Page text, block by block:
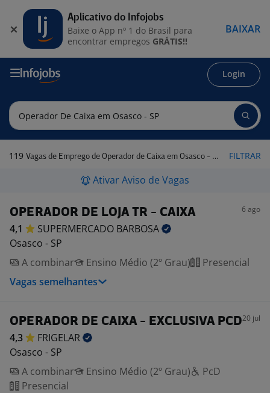
Login
119 Vagas de Emprego de Operador de Caixa em Osasco - SP FILTRAR
Ativar Aviso de Vagas
OPERADOR DE LOJA TR - CAIXA 6 ago
4,1 SUPERMERCADO BARBOSA
Osasco - SP
A combinar
Ensino Médio (2º Grau)
Presencial
Vagas semelhantes
OPERADOR DE CAIXA - EXCLUSIVA PCD20 jul
4,3
FRIGELAR
Osasco - SP
A combinar
Ensino Médio (2º Grau)
PcD
Presencial
Aplicativo do Infojobs
Baixe o App nº 1 do Brasil para
encontrar empregos GRÁTIS!!
BAIXAR